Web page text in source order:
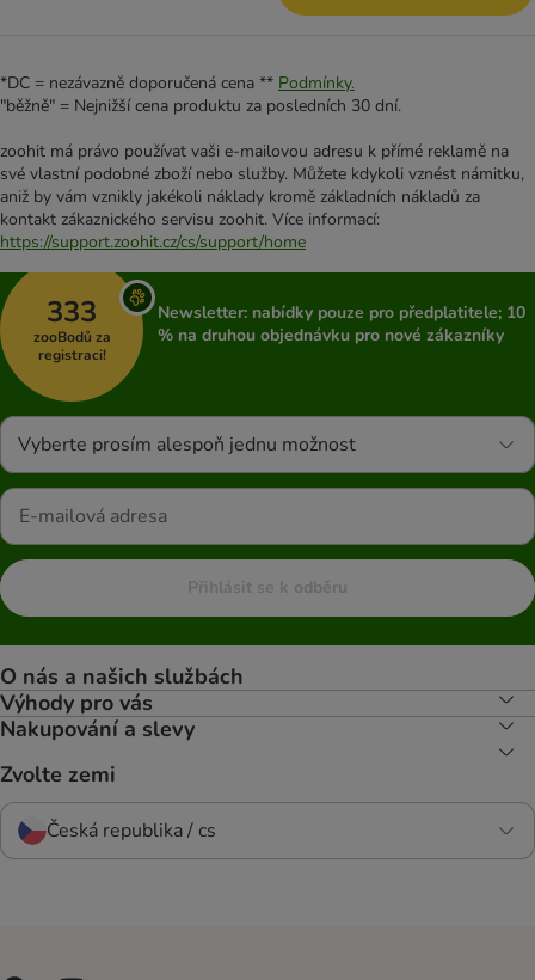
*DC = nezávazně doporučená cena ** Podmínky.
"běžně" = Nejnižší cena produktu za posledních 30 dní.
zoohit má právo používat vaši e-mailovou adresu k přímé reklamě na
své vlastní podobné zboží nebo služby. Můžete kdykoli vznést námitku,
aniž by vám vznikly jakékoli náklady kromě základních nákladů za
kontakt zákaznického servisu zoohit. Více informací:
https://support.zoohit.cz/cs/support/home
333
zooBodů za
registraci!
Newsletter: nabídky pouze pro předplatitele; 10
% na druhou objednávku pro nové zákazníky
Vyberte prosím alespoň jednu možnost
Přihlásit se k odběru
O nás a našich službách
Výhody pro vás
Nakupování a slevy
Zvolte zemi
Česká republika / cs